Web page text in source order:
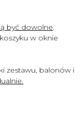
być dowolne.
w oknie
zestawu, balonów i